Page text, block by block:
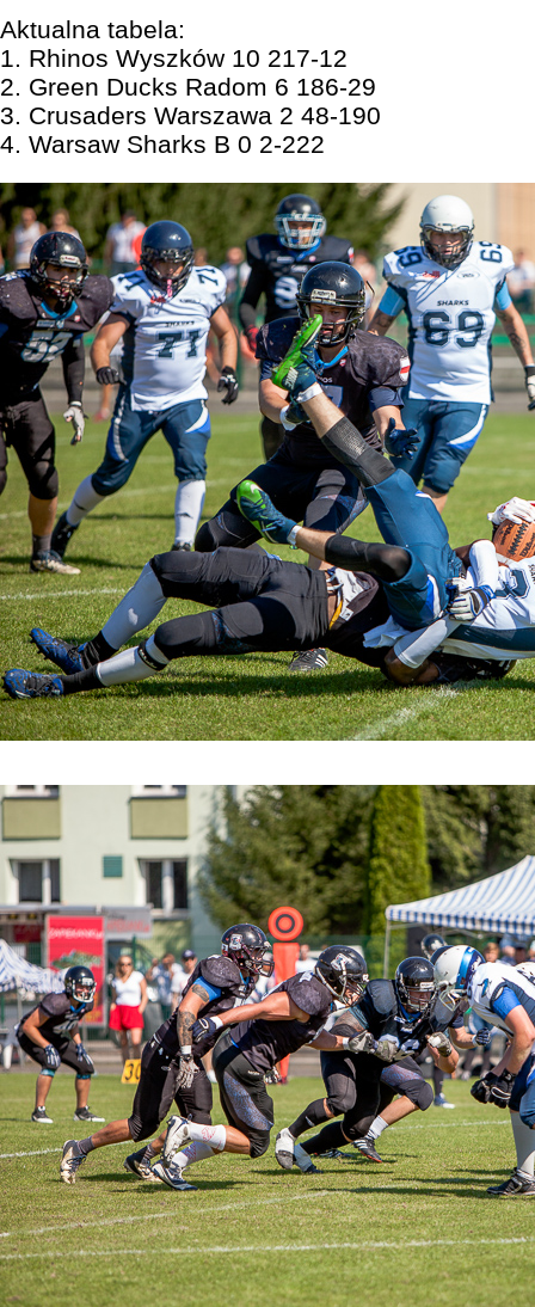
Aktualna tabela:
1. Rhinos Wyszków 10 217-12
2. Green Ducks Radom 6 186-29
3. Crusaders Warszawa 2 48-190
4. Warsaw Sharks B 0 2-222